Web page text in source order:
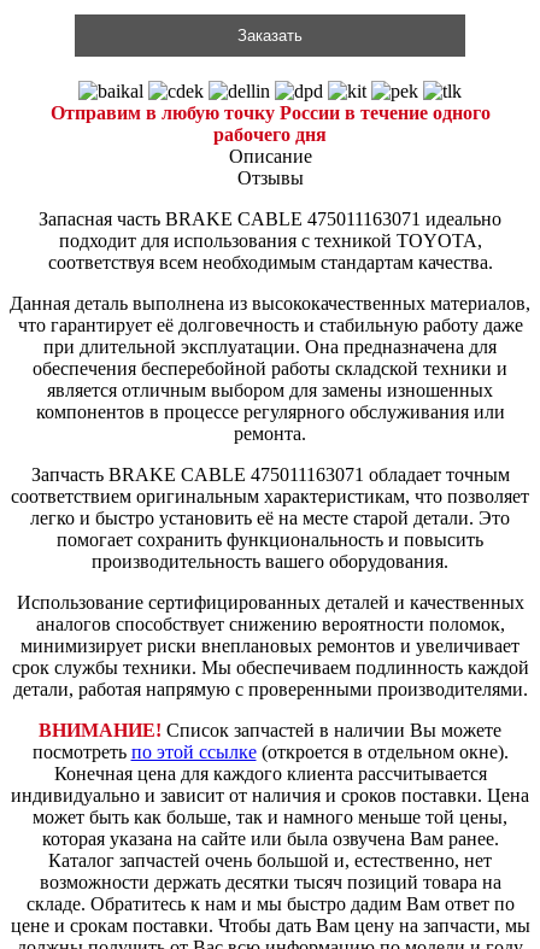
Заказать
Отправим в любую точку России в течение одного
рабочего дня
Описание
Отзывы
Запасная часть BRAKE CABLE 475011163071 идеально
подходит для использования с техникой TOYOTA,
соответствуя всем необходимым стандартам качества.
Данная деталь выполнена из высококачественных материалов,
что гарантирует её долговечность и стабильную работу даже
при длительной эксплуатации. Она предназначена для
обеспечения бесперебойной работы складской техники и
является отличным выбором для замены изношенных
компонентов в процессе регулярного обслуживания или
ремонта.
Запчасть BRAKE CABLE 475011163071 обладает точным
соответствием оригинальным характеристикам, что позволяет
легко и быстро установить её на месте старой детали. Это
помогает сохранить функциональность и повысить
производительность вашего оборудования.
Использование сертифицированных деталей и качественных
аналогов способствует снижению вероятности поломок,
минимизирует риски внеплановых ремонтов и увеличивает
срок службы техники. Мы обеспечиваем подлинность каждой
детали, работая напрямую с проверенными производителями.
ВНИМАНИЕ! Список запчастей в наличии Вы можете
посмотреть по этой ссылке(откроется в отдельном окне).
Конечная цена для каждого клиента рассчитывается
индивидуально и зависит от наличия и сроков поставки. Цена
может быть как больше, так и намного меньше той цены,
которая указана на сайте или была озвучена Вам ранее.
Каталог запчастей очень большой и, естественно, нет
возможности держать десятки тысяч позиций товара на
складе. Обратитесь к нам и мы быстро дадим Вам ответ по
цене и срокам поставки. Чтобы дать Вам цену на запчасти, мы